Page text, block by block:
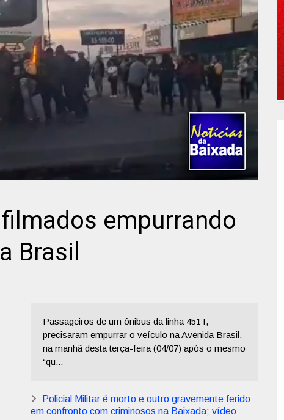
empurrando
Brasil
Passageiros de um ônibus da linha 451T,
precisaram empurrar o veículo na Avenida Brasil,
na manhã desta terça-feira (04/07) após o mesmo
“qu...
Policial Militar é morto e outro gravemente ferido
em confronto com criminosos na Baixada; vídeo